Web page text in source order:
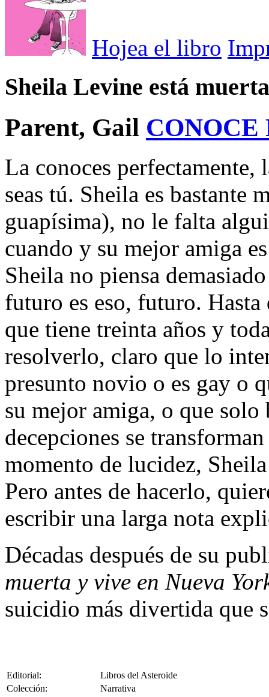
Hojea el libro
Sheila Levine está
Parent, Gail CONOCE
La conoces perfectamente,
seas tú. Sheila es bastante
guapísima), no le falta
cuando y su mejor amiga
Sheila no piensa
futuro es eso, futuro. Hasta
que tiene treinta años y
resolverlo, claro que lo
presunto novio o es gay o
su mejor amiga, o que
decepciones se
momento de lucidez,
Pero antes de hacerlo,
escribir una larga nota
Décadas después de su
muerta y vive en Nueva
suicidio más divertida que
Editorial:
Libros del Asteroide
Colección:
Narrativa